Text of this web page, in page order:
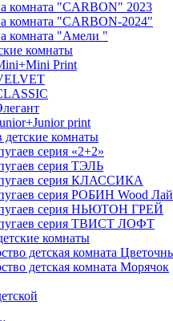
комната "CARBON" 2023
комната "CARBON-2024"
комната "Амели "
комнаты
Print
print
детские комнаты
серия «2+2»
серия ТЭЛЬ
серия КЛАССИКА
серия РОБИН Wood
серия НЬЮТОН ГРЕЙ
серия ТВИСТ ЛОФТ
комнаты
детская комната
детская комната Морячок